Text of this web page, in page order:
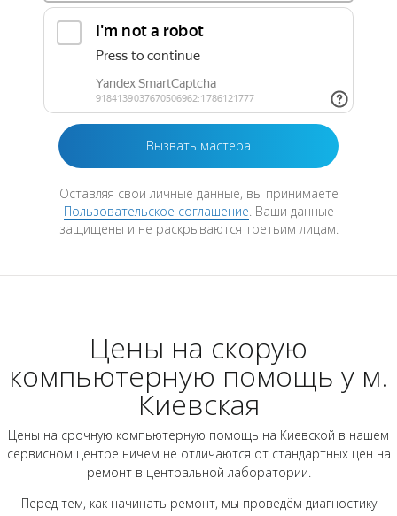
Оставляя свои личные данные, вы принимаете
Пользовательское соглашение. Ваши данные
защищены и не раскрываются третьим лицам.
Цены на скорую
компьютерную помощь у м.
Киевская
Цены на срочную компьютерную помощь на Киевской в нашем
сервисном центре ничем не отличаются от стандартных цен на
ремонт в центральной лаборатории.
Перед тем, как начинать ремонт, мы проведём диагностику